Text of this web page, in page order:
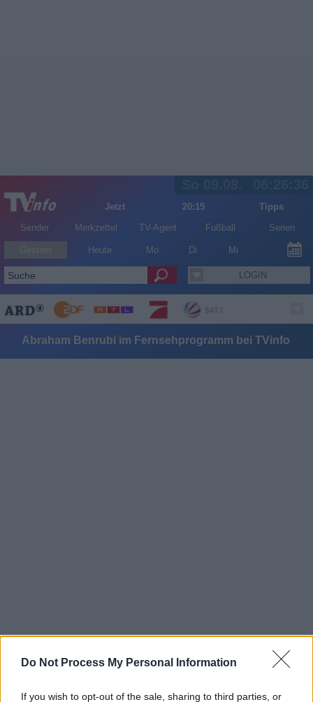
Do Not Process My Personal Information
If you wish to opt-out of the sale, sharing to third parties, or
Jetzt 20:15
Tipps
Sender
Merkzettel TV-Agent Fußball Serien
Heute Mo Di Mi
LOGIN
Abraham Benrubi im Fernsehprogramm bei TVinfo